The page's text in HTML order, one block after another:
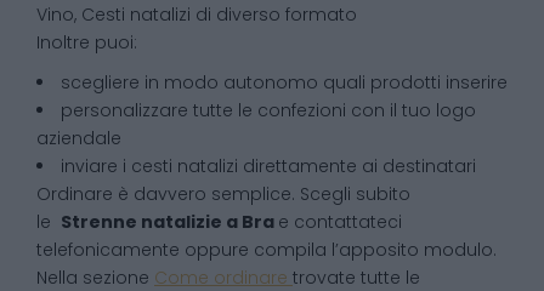
Vino, Cesti natalizi di diverso formato
Inoltre puoi:
scegliere in modo autonomo quali prodotti inserire
personalizzare tutte le confezioni con il tuo logo
aziendale
inviare i cesti natalizi direttamente ai destinatari
Ordinare è davvero semplice. Scegli subito
le Strenne natalizie a Bra e contattateci
telefonicamente oppure compila l’apposito modulo.
Nella sezione Come ordinare trovate tutte le